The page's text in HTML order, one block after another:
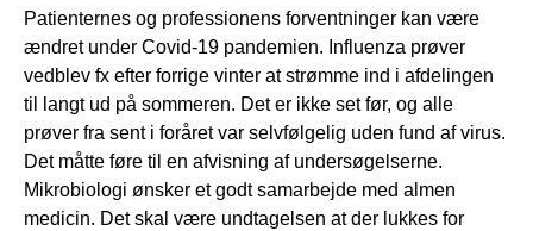
Patienternes og professionens forventninger kan være
ændret under Covid-19 pandemien. Influenza prøver
vedblev fx efter forrige vinter at strømme ind i afdelingen
til langt ud på sommeren. Det er ikke set før, og alle
prøver fra sent i foråret var selvfølgelig uden fund af virus.
Det måtte føre til en afvisning af undersøgelserne.
Mikrobiologi ønsker et godt samarbejde med almen
medicin. Det skal være undtagelsen at der lukkes for